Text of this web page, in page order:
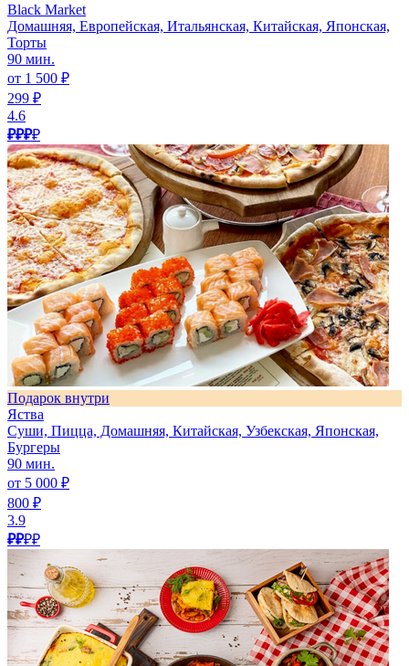
Black Market
Домашняя, Европейская, Итальянская, Китайская, Японская,
Торты
90 мин.
от 1 500 ₽
299 ₽
4.6
₽₽₽₽
Подарок внутри
Яства
Суши, Пицца, Домашняя, Китайская, Узбекская, Японская,
Бургеры
90 мин.
от 5 000 ₽
800 ₽
3.9
₽₽₽₽